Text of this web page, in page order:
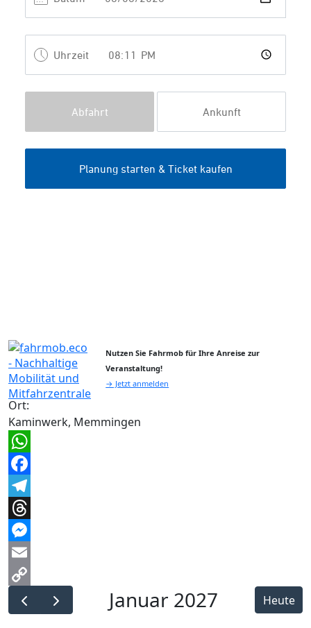
Nutzen Sie Fahrmob für Ihre Anreise zur
Veranstaltung!
→ Jetzt anmelden
Ort:
Kaminwerk, Memmingen
WhatsApp
Facebook
Telegram
Threads
Messenger
Email
Copy
Link
Januar 2027 Heute